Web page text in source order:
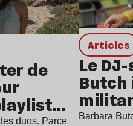
de
duos. Parce
Articles
Le
Butch
à
Barbara